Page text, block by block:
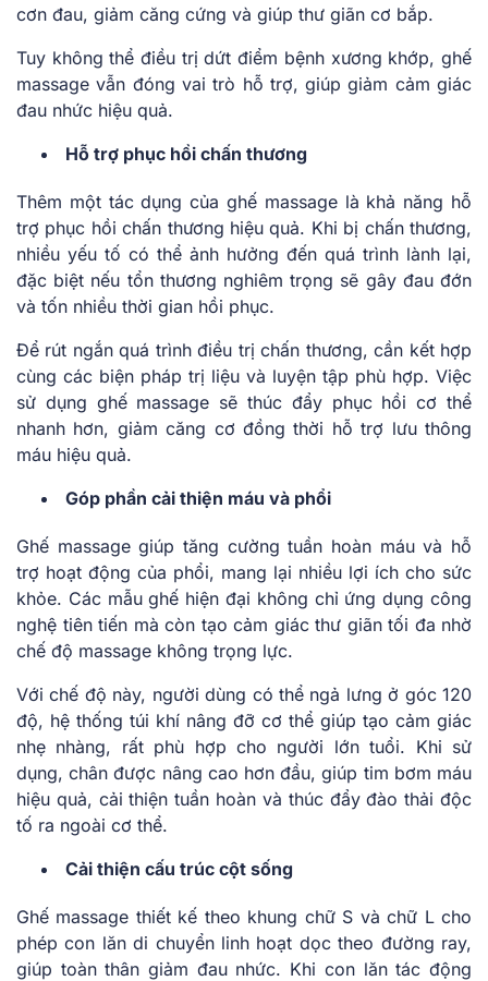
cơn đau, giảm căng cứng và giúp thư giãn cơ bắp.
Tuy không thể điều trị dứt điểm bệnh xương khớp, ghế
massage vẫn đóng vai trò hỗ trợ, giúp giảm cảm giác
đau nhức hiệu quả.
Hỗ trợ phục hồi chấn thương
Thêm một tác dụng của ghế massage là khả năng hỗ
trợ phục hồi chấn thương hiệu quả. Khi bị chấn thương,
nhiều yếu tố có thể ảnh hưởng đến quá trình lành lại,
đặc biệt nếu tổn thương nghiêm trọng sẽ gây đau đớn
và tốn nhiều thời gian hồi phục.
Để rút ngắn quá trình điều trị chấn thương, cần kết hợp
cùng các biện pháp trị liệu và luyện tập phù hợp. Việc
sử dụng ghế massage sẽ thúc đẩy phục hồi cơ thể
nhanh hơn, giảm căng cơ đồng thời hỗ trợ lưu thông
máu hiệu quả.
Góp phần cải thiện máu và phổi
Ghế massage giúp tăng cường tuần hoàn máu và hỗ
trợ hoạt động của phổi, mang lại nhiều lợi ích cho sức
khỏe. Các mẫu ghế hiện đại không chỉ ứng dụng công
nghệ tiên tiến mà còn tạo cảm giác thư giãn tối đa nhờ
chế độ massage không trọng lực.
Với chế độ này, người dùng có thể ngả lưng ở góc 120
độ, hệ thống túi khí nâng đỡ cơ thể giúp tạo cảm giác
nhẹ nhàng, rất phù hợp cho người lớn tuổi. Khi sử
dụng, chân được nâng cao hơn đầu, giúp tim bơm máu
hiệu quả, cải thiện tuần hoàn và thúc đẩy đào thải độc
tố ra ngoài cơ thể.
Cải thiện cấu trúc cột sống
Ghế massage thiết kế theo khung chữ S và chữ L cho
phép con lăn di chuyển linh hoạt dọc theo đường ray,
giúp toàn thân giảm đau nhức. Khi con lăn tác động